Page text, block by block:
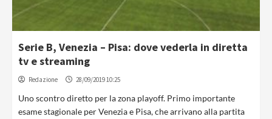
Serie B, Venezia – Pisa: dove vederla in diretta
tv e streaming
Redazione 28/09/2019 10:25
Uno scontro diretto per la zona playoff. Primo importante
esame stagionale per Venezia e Pisa, che arrivano alla partita